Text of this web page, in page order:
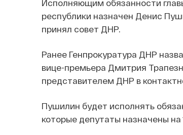
Исполняющим обязанности
республики назначен Денис
принял совет ДНР.
Ранее Генпрокуратура ДНР
вице-премьера Дмитрия
представителем ДНР в
Пушилин будет исполнять
которые депутаты назначены на